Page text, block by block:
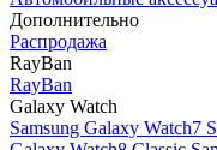
Дополнительно
Распродажа
RayBan
RayBan
Galaxy Watch
Samsung Galaxy Watch7